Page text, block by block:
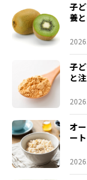
子
養
子
と
オ
ー